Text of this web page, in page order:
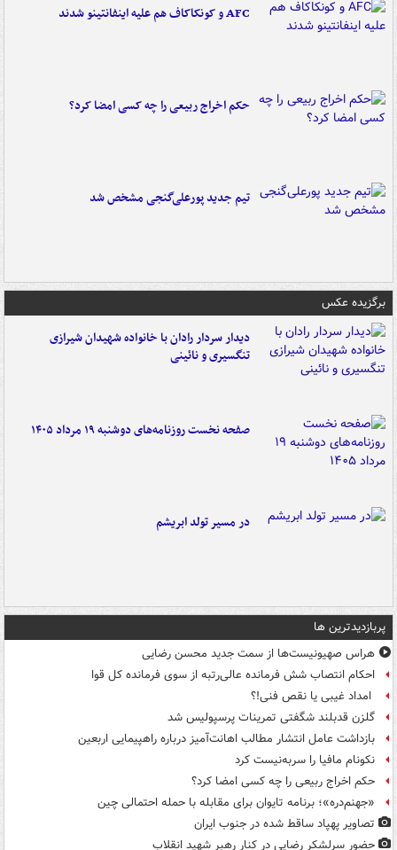
AFC و کونکاکاف هم علیه اینفانتینو شدند
حکم اخراج ربیعی را چه کسی امضا کرد؟
تیم جدید پورعلی‌گنجی مشخص شد
برگزیده عکس
دیدار سردار رادان با خانواده‌ شهیدان شیرازی
تنگسیری و نائینی
صفحه نخست روزنامه‌های دوشنبه ۱۹ مرداد ۱۴۰۵
در مسیر تولد ابریشم
پربازدیدترین ها
هراس صهیونیست‌ها از سمت جدید محسن رضایی
احکام انتصاب شش فرمانده عالی‌رتبه از سوی فرمانده کل قوا
امداد غیبی یا نقص فنی!؟
گلزن قدبلند شگفتی تمرینات پرسپولیس شد
بازداشت عامل انتشار مطالب اهانت‌آمیز درباره راهپیمایی اربعین
نکونام مافیا را سربه‌نیست کرد
حکم اخراج ربیعی را چه کسی امضا کرد؟
«جهنم‌دره»؛ برنامه تایوان برای مقابله با حمله احتمالی چین
تصاویر پهپاد ساقط شده در جنوب ایران
حضور سرلشکر رضایی در کنار رهبر شهید انقلاب